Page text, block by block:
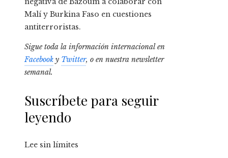
Malí y Burkina Faso en cuestiones
antiterroristas.
Sigue toda la información internacional en
Facebook y Twitter, o en nuestra newsletter
semanal.
Suscríbete para seguir
leyendo
Lee sin límites